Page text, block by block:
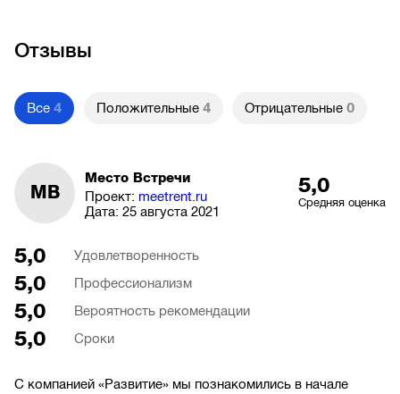
Отзывы
Все 4 Положительные 4 Отрицательные 0
МВ
Место Встречи
Проект: meetrent.ru
Дата: 25 августа 2021
5,0
Средняя оценка
5,0 Удовлетворенность
5,0 Профессионализм
5,0 Вероятность рекомендации
5,0 Сроки
С компанией «Развитие» мы познакомились в начале